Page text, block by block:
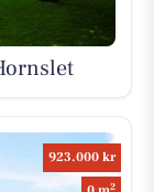
923.000 kr
2